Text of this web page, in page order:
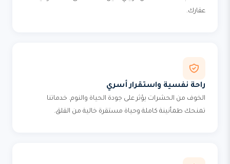
عقارك.
راحة نفسية واستقرار أسري
الخوف من الحشرات يؤثر على جودة الحياة والنوم. خدماتنا
تمنحك طمأنينة كاملة وحياة مستقرة خالية من القلق.